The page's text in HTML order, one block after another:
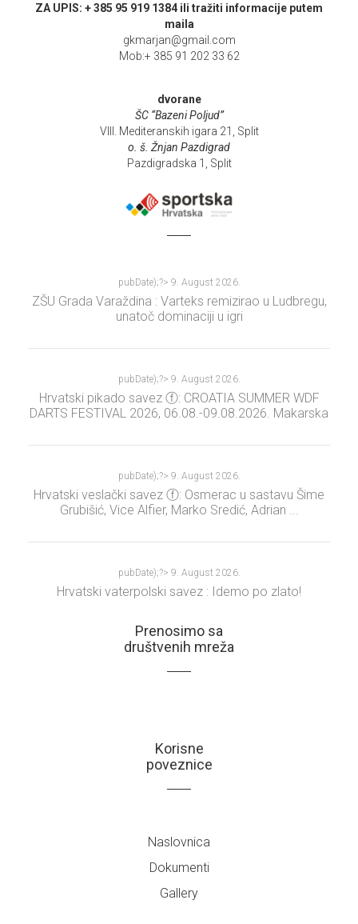
ZA UPIS: + 385 95 919 1384 ili tražiti informacije putem
maila
gkmarjan@gmail.com
Mob:+ 385 91 202 33 62
dvorane
ŠC “Bazeni Poljud”
VIII. Mediteranskih igara 21, Split
o. š. Žnjan Pazdigrad
Pazdigradska 1, Split
pubDate);?> 9. August 2026.
ZŠU Grada Varaždina : Varteks remizirao u Ludbregu,
unatoč dominaciji u igri
pubDate);?> 9. August 2026.
Hrvatski pikado savez ⓕ: CROATIA SUMMER WDF
DARTS FESTIVAL 2026, 06.08.-09.08.2026. Makarska
pubDate);?> 9. August 2026.
Hrvatski veslački savez ⓕ: Osmerac u sastavu Šime
Grubišić, Vice Alfier, Marko Sredić, Adrian ...
pubDate);?> 9. August 2026.
Hrvatski vaterpolski savez : Idemo po zlato!
Prenosimo sa
društvenih mreža
Korisne
poveznice
Naslovnica
Dokumenti
Gallery